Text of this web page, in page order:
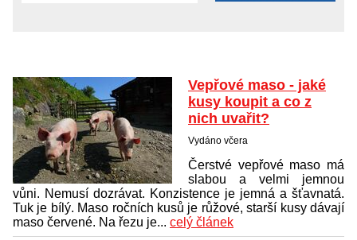
Vepřové maso - jaké
kusy koupit a co z
nich uvařit?
Vydáno včera
Čerstvé vepřové maso má
slabou a velmi jemnou
vůni. Nemusí dozrávat. Konzistence je jemná a šťavnatá.
Tuk je bílý. Maso ročních kusů je růžové, starší kusy dávají
maso červené. Na řezu je... celý článek